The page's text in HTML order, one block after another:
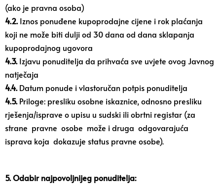
(ako je pravna osoba)
4.2.Iznos ponuđene kupoprodajne cijene i rok plaćanja
koji ne može biti dulji od 30 dana od dana sklapanja
kupoprodajnog ugovora
4.3.Izjavu ponuditelja da prihvaća sve uvjete ovog Javnog
natječaja
4.4.Datum ponude i vlastoručan potpis ponuditelja
4.5.Priloge: presliku osobne iskaznice, odnosno presliku
rješenja/isprave o upisu u sudski ili obrtni registar (za
strane pravne osobe može i druga odgovarajuća
isprava koja dokazuje status pravne osobe).
5. Odabir najpovoljnijeg ponuditelja: